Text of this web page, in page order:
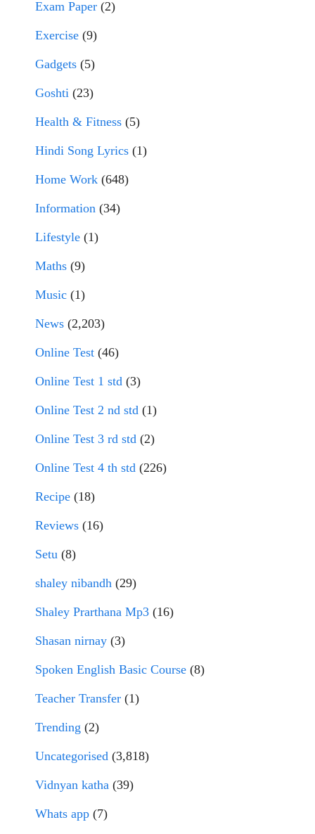
Exam Paper (2)
Exercise (9)
Gadgets (5)
Goshti (23)
Health & Fitness (5)
Hindi Song Lyrics (1)
Home Work (648)
Information (34)
Lifestyle (1)
Maths (9)
Music (1)
News (2,203)
Online Test (46)
Online Test 1 std (3)
Online Test 2 nd std (1)
Online Test 3 rd std (2)
Online Test 4 th std (226)
Recipe (18)
Reviews (16)
Setu (8)
shaley nibandh (29)
Shaley Prarthana Mp3 (16)
Shasan nirnay (3)
Spoken English Basic Course (8)
Teacher Transfer (1)
Trending (2)
Uncategorised (3,818)
Vidnyan katha (39)
Whats app (7)